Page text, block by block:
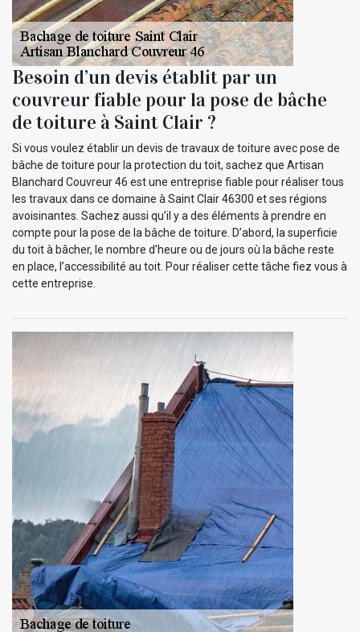
Besoin d’un devis établit par un
couvreur fiable pour la pose de bâche
de toiture à Saint Clair ?
Si vous voulez établir un devis de travaux de toiture avec pose de
bâche de toiture pour la protection du toit, sachez que Artisan
Blanchard Couvreur 46 est une entreprise fiable pour réaliser tous
les travaux dans ce domaine à Saint Clair 46300 et ses régions
avoisinantes. Sachez aussi qu’il y a des éléments à prendre en
compte pour la pose de la bâche de toiture. D’abord, la superficie
du toit à bâcher, le nombre d’heure ou de jours où la bâche reste
en place, l’accessibilité au toit. Pour réaliser cette tâche fiez vous à
cette entreprise.